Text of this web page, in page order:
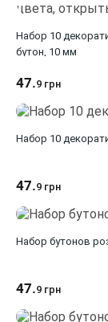
Набор 10
бутон, 10 мм
47.9 грн
Набор 10
47.9 грн
Набор бутонов
47.9 грн